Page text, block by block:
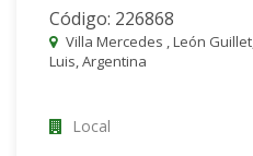
Código: 226868
Villa Mercedes , León
Luis, Argentina
Local